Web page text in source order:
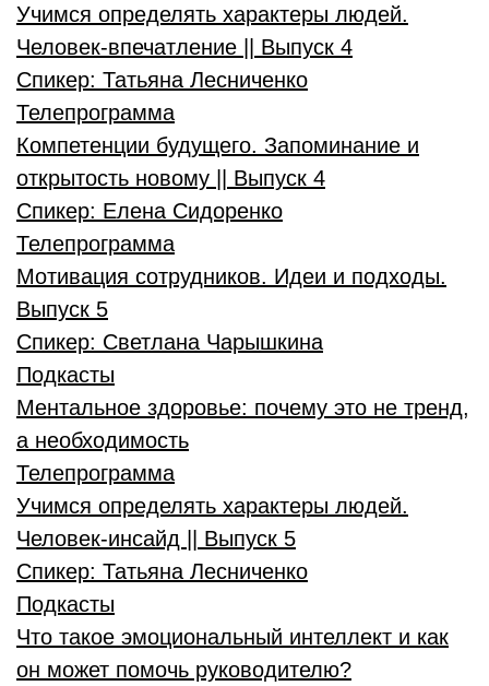
Учимся определять характеры людей.
Человек-впечатление || Выпуск 4
Спикер: Татьяна Лесниченко
Телепрограмма
Компетенции будущего. Запоминание и
открытость новому || Выпуск 4
Спикер: Елена Сидоренко
Телепрограмма
Мотивация сотрудников. Идеи и подходы.
Выпуск 5
Спикер: Светлана Чарышкина
Подкасты
Ментальное здоровье: почему это не тренд,
а необходимость
Телепрограмма
Учимся определять характеры людей.
Человек-инсайд || Выпуск 5
Спикер: Татьяна Лесниченко
Подкасты
Что такое эмоциональный интеллект и как
он может помочь руководителю?